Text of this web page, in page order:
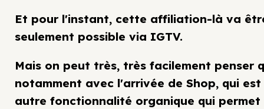
Et pour l'instant, cette affiliation-là va
seulement possible via IGTV.
Mais on peut très, très facilement penser
notamment avec l'arrivée de Shop, qui est
autre fonctionnalité organique qui permet